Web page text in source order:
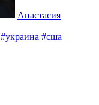
Анастасия
#украина #сша